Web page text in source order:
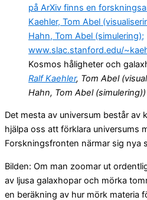
Kosmos håligheter och
Ralf Kaehler, Tom Abel
Hahn, Tom Abel (simulering))
Det mesta av universum består av
hjälpa oss att förklara universums
Forskningsfronten närmar sig nya
Bilden: Om man zoomar ut
av ljusa galaxhopar och mörka
en beräkning av hur mörk materia